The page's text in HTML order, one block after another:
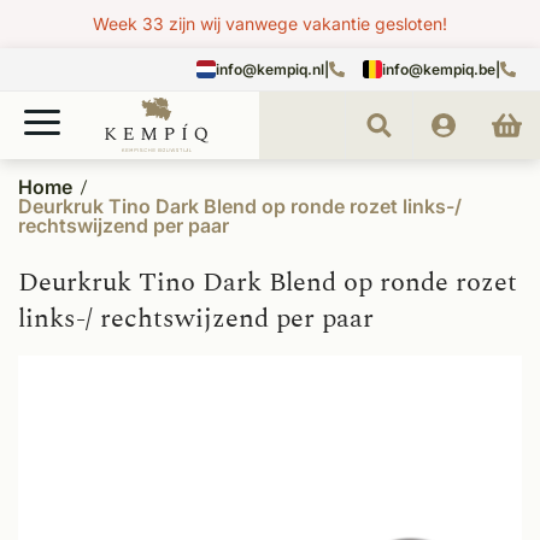
Week 33 zijn wij vanwege vakantie gesloten!
info@kempiq.nl info@kempiq.be
Home
Deurkruk Tino Dark Blend op ronde rozet links-/
rechtswijzend per paar
Deurkruk Tino Dark Blend op ronde rozet
links-/ rechtswijzend per paar